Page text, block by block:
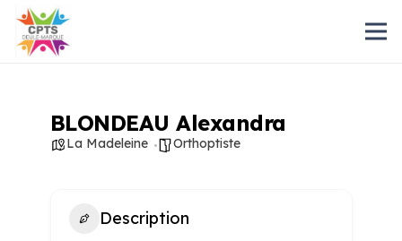
BLONDEAU Alexandra
La Madeleine Orthoptiste
Description